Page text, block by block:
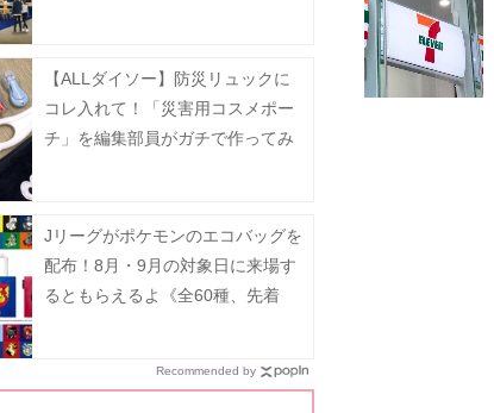
【ALLダイソー】防災リュックに
コレ入れて！「災害用コスメポー
チ」を編集部員がガチで作ってみ
Jリーグがポケモンのエコバッグを
配布！8月・9月の対象日に来場す
るともらえるよ《全60種、先着
Recommended by